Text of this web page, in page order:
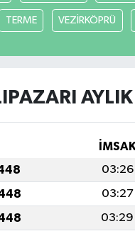
TERME VEZİRKÖPRÜ
03:26
03:27
03:29